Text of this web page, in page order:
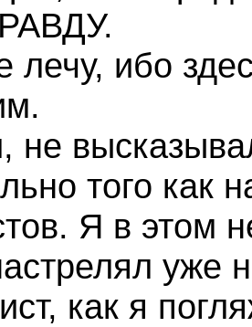
лечу, ибо
не
того как
Я в этом
уже
как я